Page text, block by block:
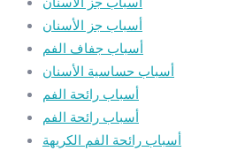
أسباب جز الأسنان
أسباب جفاف الفم
أسباب حساسية الأسنان
أسباب رائحة الفم
أسباب رائحة الفم
أسباب رائحة الفم الكريهة